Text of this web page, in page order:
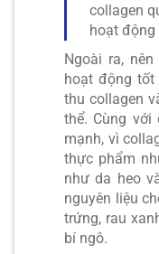
collagen
hoạt động
Ngoài ra,
hoạt động
thu collagen
thể. Cùng
mạnh, vì
thực phẩm
như da heo
nguyên liệu
trứng, rau
bí ngô.